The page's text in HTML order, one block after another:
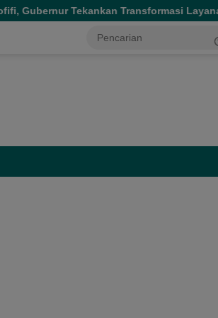
Tekankan Transformasi Layanan